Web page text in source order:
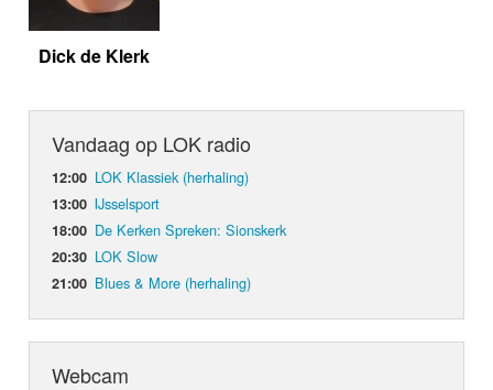
Dick de Klerk
Vandaag op LOK radio
12:00 LOK Klassiek (herhaling)
13:00 IJsselsport
18:00 De Kerken Spreken: Sionskerk
20:30 LOK Slow
21:00 Blues & More (herhaling)
Webcam